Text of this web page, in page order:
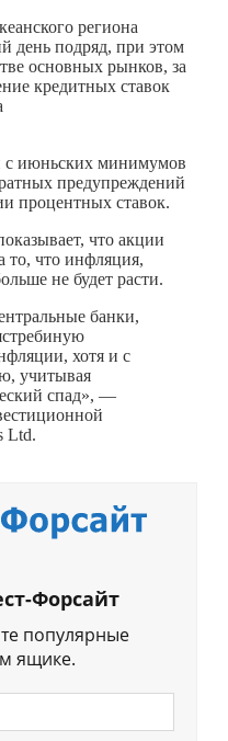
региона
день подряд, при этом
основных рынков, за
кредитных ставок
июньских минимумов
предупреждений
процентных ставок.
что акции
то, что инфляция,
не будет расти.
банки,
хотя и с
учитывая
спад», —
Ltd.
Форсайт
популярные
ящике.